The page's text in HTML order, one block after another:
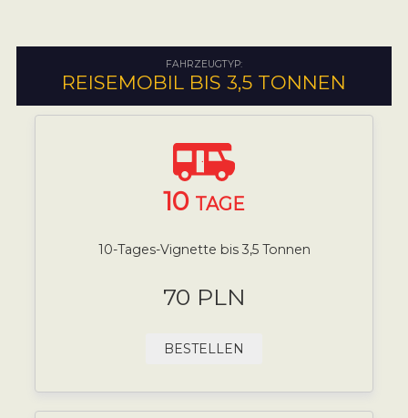
FAHRZEUGTYP:
REISEMOBIL BIS 3,5 TONNEN
10 TAGE
10-Tages-Vignette bis 3,5 Tonnen
70 PLN
BESTELLEN